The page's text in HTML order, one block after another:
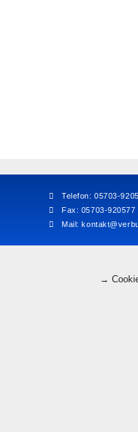
Telefon: 05703-
Fax: 05703-920577
Mail:
→